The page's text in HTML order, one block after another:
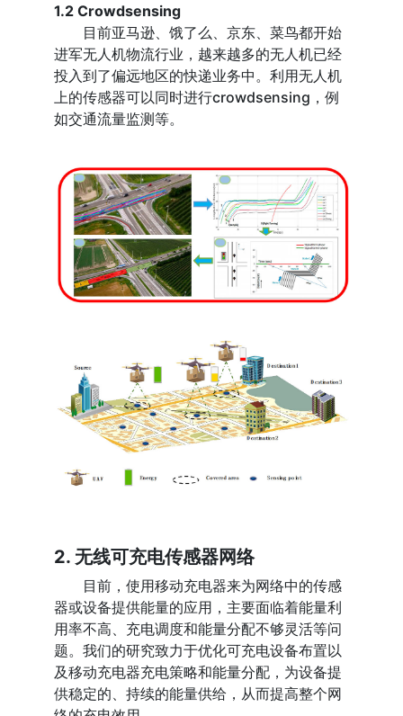
1.2 Crowdsensing
目前亚马逊、饿了么、京东、菜鸟都开始
进军无人机物流行业，越来越多的无人机已经
投入到了偏远地区的快递业务中。利用无人机
上的传感器可以同时进行crowdsensing，例
如交通流量监测等。
2. 无线可充电传感器网络
目前，使用移动充电器来为网络中的传感
器或设备提供能量的应用，主要面临着能量利
用率不高、充电调度和能量分配不够灵活等问
题。我们的研究致力于优化可充电设备布置以
及移动充电器充电策略和能量分配，为设备提
供稳定的、持续的能量供给，从而提高整个网